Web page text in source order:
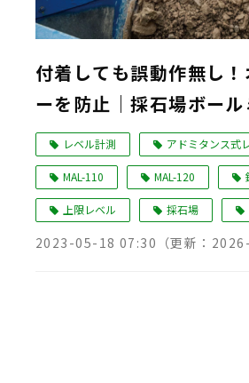
Language
付着しても誤動作無し
ーを防止｜採石場ボール
レベル計測 アドミタンス式
MAL-110 MAL-120
上限レベル 採石場
2023-05-18 07:30 （更新：